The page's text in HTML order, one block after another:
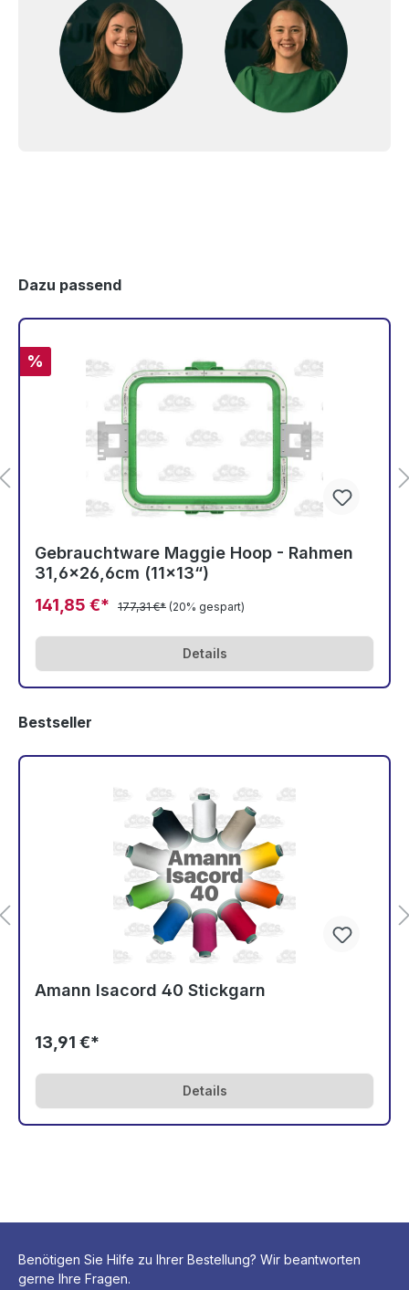
Dazu passend
%
Gebrauchtware Maggie Hoop - Rahmen
31,6x26,6cm (11x13“)
141,85 €*
177,31 €* (20% gespart)
Details
Bestseller
Amann Isacord 40 Stickgarn
13,91 €*
Details
Benötigen Sie Hilfe zu Ihrer Bestellung? Wir beantworten
gerne Ihre Fragen.